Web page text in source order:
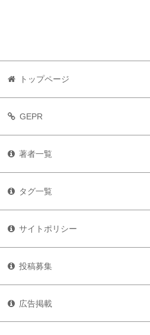
トップページ
GEPR
著者一覧
タグ一覧
サイトポリシー
投稿募集
広告掲載